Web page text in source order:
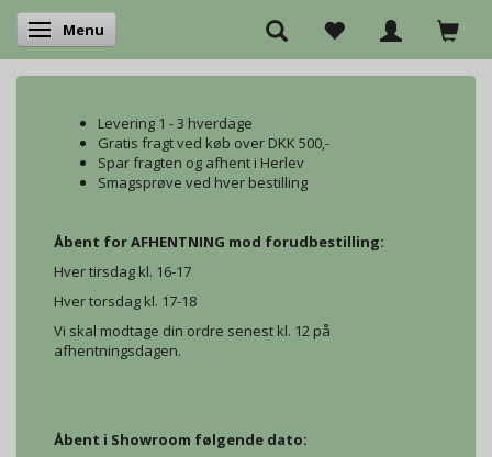
Skifte navigation
Menu
Levering 1 - 3 hverdage
Gratis fragt ved køb over DKK 500,-
Spar fragten og afhent i Herlev
Smagsprøve ved hver bestilling
Åbent for AFHENTNING mod forudbestilling:
Hver tirsdag kl. 16-17
Hver torsdag kl. 17-18
Vi skal modtage din ordre senest kl. 12 på
afhentningsdagen.
Åbent i Showroom følgende dato: